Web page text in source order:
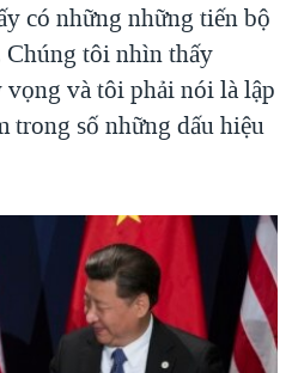
có những những tiến bộ
Chúng tôi nhìn thấy
vọng và tôi phải nói là lập
trong số những dấu hiệu